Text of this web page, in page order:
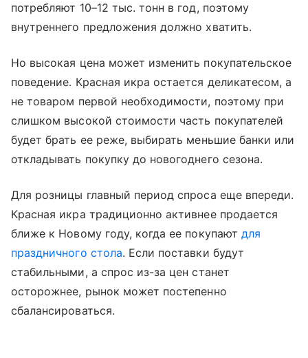
потребляют 10–12 тыс. тонн в год, поэтому
внутреннего предложения должно хватить.
Но высокая цена может изменить покупательское
поведение. Красная икра остается деликатесом, а
не товаром первой необходимости, поэтому при
слишком высокой стоимости часть покупателей
будет брать ее реже, выбирать меньшие банки или
откладывать покупку до новогоднего сезона.
Для розницы главный период спроса еще впереди.
Красная икра традиционно активнее продается
ближе к Новому году, когда ее покупают для
праздничного стола. Если поставки будут
стабильными, а спрос из-за цен станет
осторожнее, рынок может постепенно
сбалансироваться.